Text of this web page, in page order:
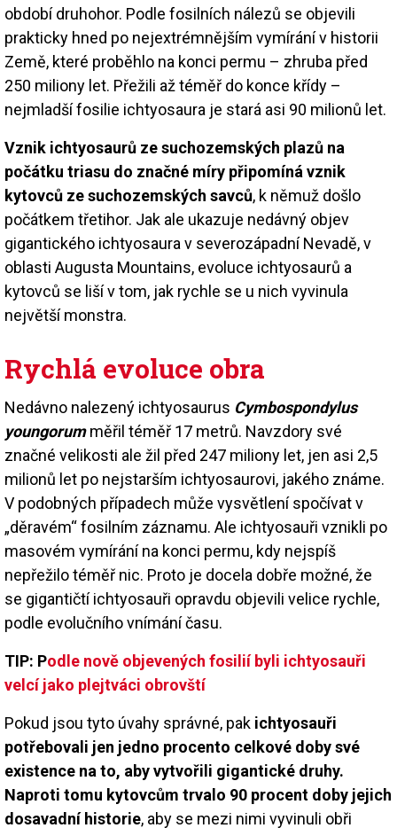
období druhohor. Podle fosilních nálezů se objevili
prakticky hned po nejextrémnějším vymírání v historii
Země, které proběhlo na konci permu – zhruba před
250 miliony let. Přežili až téměř do konce křídy –
nejmladší fosilie ichtyosaura je stará asi 90 milionů let.
Vznik ichtyosaurů ze suchozemských plazů na
počátku triasu do značné míry připomíná vznik
kytovců ze suchozemských savců, k němuž došlo
počátkem třetihor. Jak ale ukazuje nedávný objev
gigantického ichtyosaura v severozápadní Nevadě, v
oblasti Augusta Mountains, evoluce ichtyosaurů a
kytovců se liší v tom, jak rychle se u nich vyvinula
největší monstra.
Rychlá evoluce obra
Nedávno nalezený ichtyosaurus Cymbospondylus
youngorumměřil téměř 17 metrů. Navzdory své
značné velikosti ale žil před 247 miliony let, jen asi 2,5
milionů let po nejstarším ichtyosaurovi, jakého známe.
V podobných případech může vysvětlení spočívat v
„děravém“ fosilním záznamu. Ale ichtyosauři vznikli po
masovém vymírání na konci permu, kdy nejspíš
nepřežilo téměř nic. Proto je docela dobře možné, že
se gigantičtí ichtyosauři opravdu objevili velice rychle,
podle evolučního vnímání času.
TIP: Podle nově objevených fosilií byli ichtyosauři
velcí jako plejtváci obrovští
Pokud jsou tyto úvahy správné, pak ichtyosauři
potřebovali jen jedno procento celkové doby své
existence na to, aby vytvořili gigantické druhy.
Naproti tomu kytovcům trvalo 90 procent doby jejich
dosavadní historie, aby se mezi nimi vyvinuli obři